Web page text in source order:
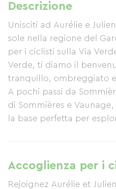
Descrizione
Unisciti ad Aurélie e
sole nella regione del
per i ciclisti sulla Via
Verde, ti diamo il
tranquillo, ombreggiato
A pochi passi da
di Sommières e
la base perfetta per
Parco Naturale
il pittoresco villaggio di
straordinaria cava
Accoglienza per i
Rejoignez Aurélie et